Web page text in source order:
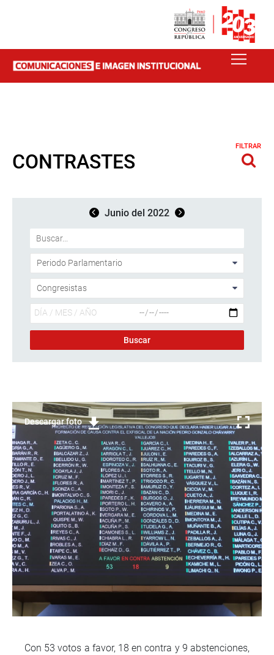
CONTRASTES
FILTRAR
Junio del 2022
Descargar foto
Con 53 votos a favor, 18 en contra y 9 abstenciones,